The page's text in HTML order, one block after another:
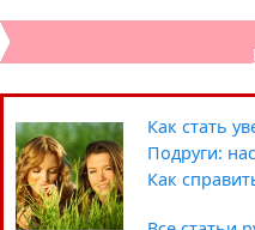
Секреты
Уход за
Умываемся
Полезные
Чистка и
Цветочные
Сад-огород
Хенд мейд
Как стать
Подруги:
Как